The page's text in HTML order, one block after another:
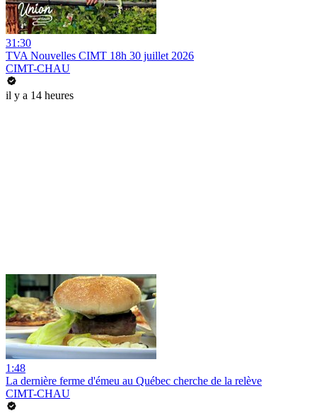
31:30
TVA Nouvelles CIMT 18h 30 juillet 2026
CIMT-CHAU
il y a 14 heures
1:48
La dernière ferme d'émeu au Québec cherche de la relève
CIMT-CHAU